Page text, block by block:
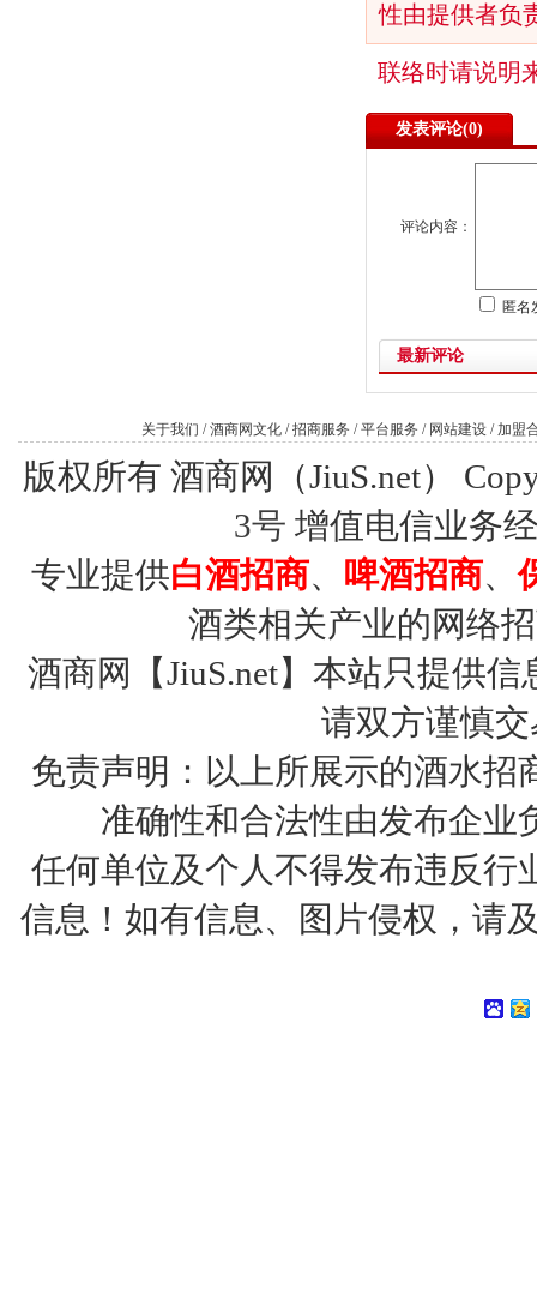
性由提供者负
联络时请说明
发表评论(0)
评论内容：
匿
最新评论
关于我们 /酒商网文化 /招商服务 /平台服务 / 网站建设 /加盟
版权所有 酒商网（JiuS.net）
3号 增值电信业务
专业提供白酒招商、 啤酒招商、
酒类相关产业的网络
酒商网【JiuS.net】本站只提供
请双方谨慎
免责声明：以上所展示的酒水
准确性和合法性由发布企业
任何单位及个人不得发布违反行
信息！如有信息、图片侵权，请